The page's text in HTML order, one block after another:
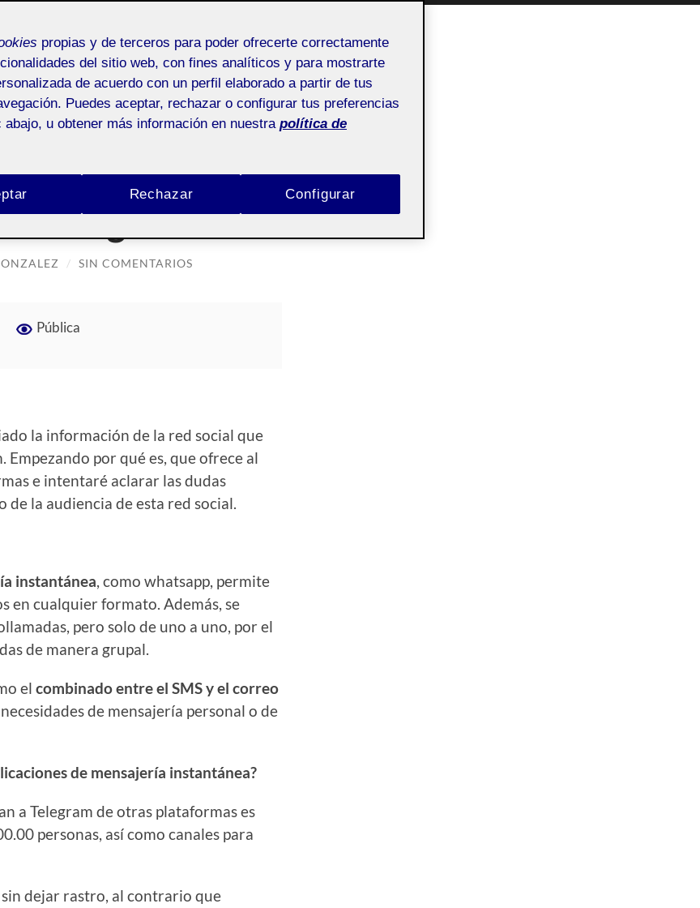
Y ALGORITMOS DE LOS SOCIAL
algoritmos de los social media
Telegram
/ SIN COMENTARIOS
Pública
la información de la red social que
por qué es, que ofrece al
e intentaré aclarar las dudas
la audiencia de esta red social.
instantánea, como whatsapp, permite
en cualquier formato. Además, se
pero solo de uno a uno, por el
de manera grupal.
el combinado entre el SMS y el correo
de mensajería personal o de
de mensajería instantánea?
a Telegram de otras plataformas es
personas, así como canales para
dejar rastro, al contrario que
propias y de terceros para poder ofrecerte correctamente
del sitio web, con fines analíticos y para mostrarte
de acuerdo con un perfil elaborado a partir de tus
Puedes aceptar, rechazar o configurar tus preferencias
abajo, u obtener más información en nuestra política de
Rechazar Configurar